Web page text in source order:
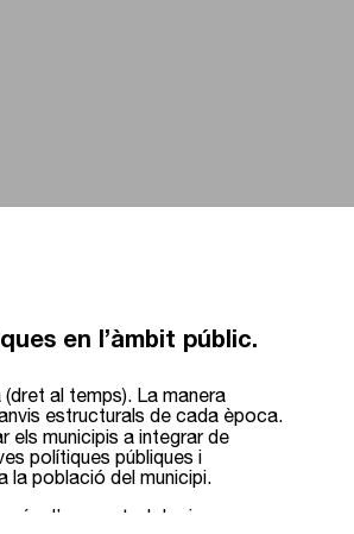
en l’àmbit públic.
al temps). La manera
estructurals de cada època.
els municipis a integrar de
polítiques públiques i
la població del municipi.
d’una metodologia